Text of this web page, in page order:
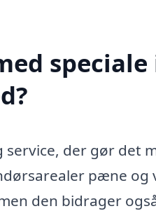
der gør det
pæne
den bidrager